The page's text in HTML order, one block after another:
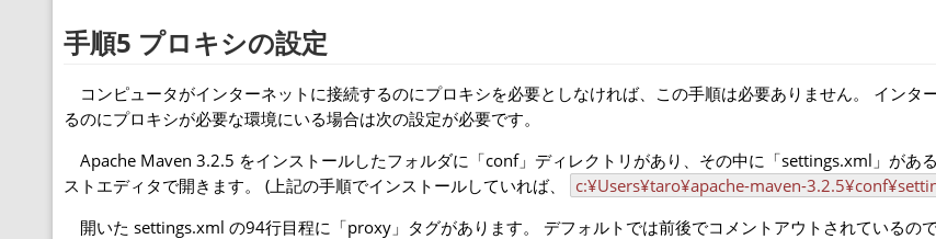
手順5 プロキシの設定
コンピュータがインターネットに接続するのにプロキシを必要としなければ、この手順は必要ありません。 インタ
るのにプロキシが必要な環境にいる場合は次の設定が必要です。
Apache Maven 3.2.5 をインストールしたフォルダに「conf」ディレクトリがあり、その中に「settings.xml」があ
ストエディタで開きます。 (上記の手順でインストールしていれば、
c:¥Users¥taro¥apache-maven-
開いた settings.xml の94行目程に「proxy」タグがあります。 デフォルトでは前後でコメントアウトされているの